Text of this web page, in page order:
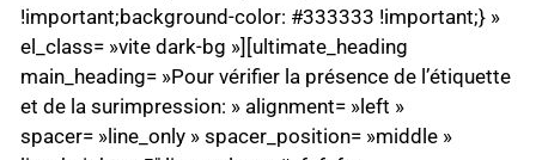
!important;background-color: #333333 !important;} »
el_class= »vite dark-bg »][ultimate_heading
main_heading= »Pour vérifier la présence de l’étiquette
et de la surimpression: » alignment= »left »
spacer= »line_only » spacer_position= »middle »